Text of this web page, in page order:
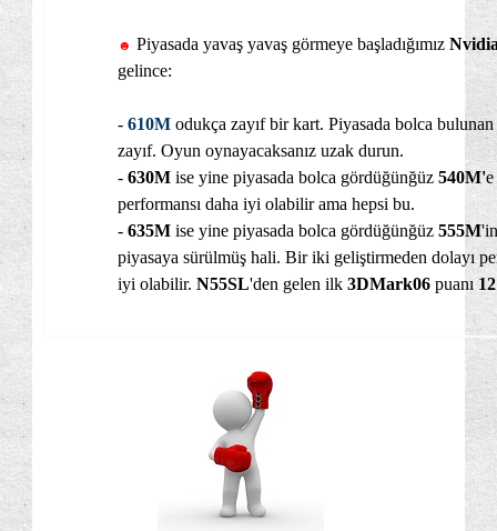
☻ Piyasada yavaş yavaş görmeye başladığımız
gelince:
- 610M odukça zayıf bir kart. Piyasada bolca bulunan
zayıf. Oyun oynayacaksanız uzak durun.
- 630M ise yine piyasada bolca gördüğünğüz 540M'
performansı daha iyi olabilir ama hepsi bu.
- 635M ise yine piyasada bolca gördüğünğüz 555M
piyasaya sürülmüş hali. Bir iki geliştirmeden dolayı
iyi olabilir. N55SL'den gelen ilk 3DMark06 puanı